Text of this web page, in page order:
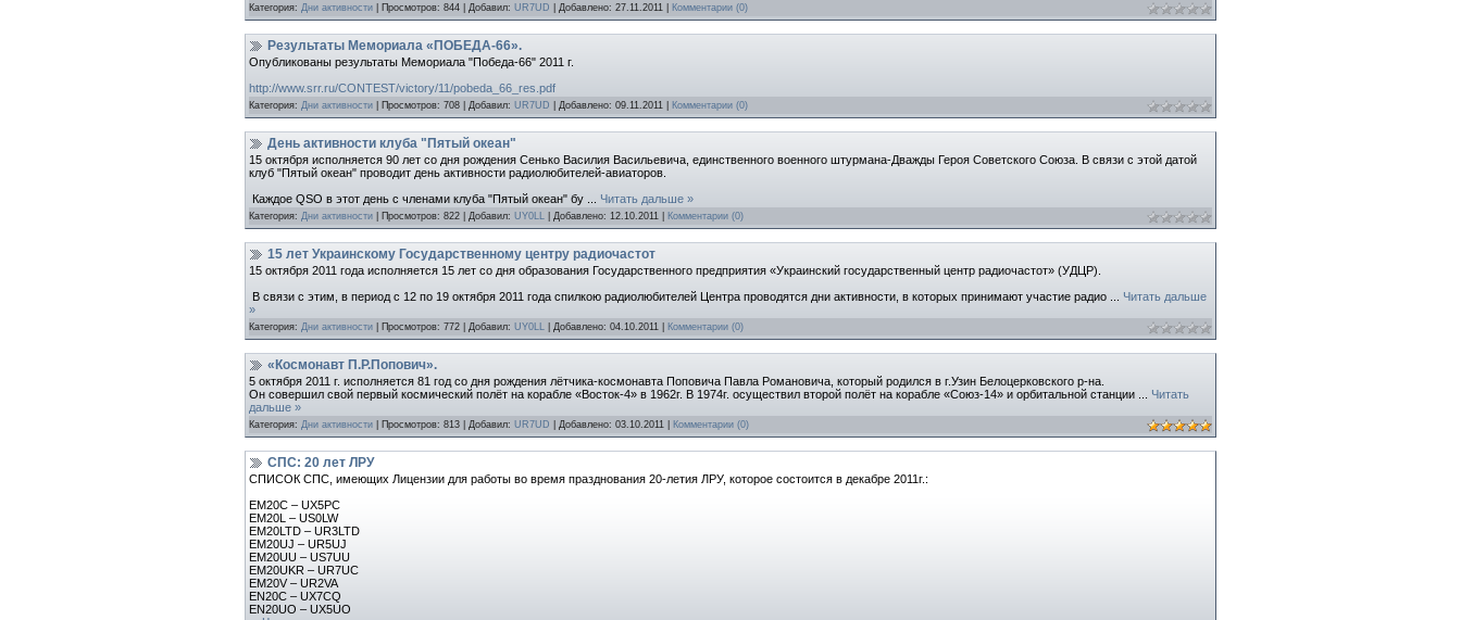
Категория: Дни активности | Просмотров: 844 | Добавил: UR7UD | Добавлено: 27.11.2011 Комментарии (0)
Результаты Мемориала «ПОБЕДА-66».
Опубликованы результаты Мемориала "Победа-66" 2011 г.
http://www.srr.ru/CONTEST/victory/11/pobeda_66_res.pdf
Категория: Дни активности | Просмотров: 708 | Добавил: UR7UD | Добавлено: 09.11.2011 Комментарии (0)
День активности клуба "Пятый океан"
15 октября иcполняется 90 лет со дня рождения Сенько Василия Васильевича, единственного военного штурмана-Дважды Героя Советского Союза. В связи с этой датой
клуб "Пятый океан" проводит день активности радиолюбителей-авиаторов.
Каждое QSO в этот день с членами клуба "Пятый океан" бу
Читать дальше »
Категория: Дни активности | Просмотров: 822 | Добавил: UY0LL | Добавлено: 12.10.2011 Комментарии (0)
15 лет Украинскому Государственному центру радиочастот
15 октября 2011 года исполняется 15 лет со дня образования Государственного предприятия «Украинский государственный центр радиочастот» (УДЦР).
В связи с этим, в период с 12 по 19 октября 2011 года спилкою радиолюбителей Центра проводятся дни активности, в которых принимают участие радио
Читать дальше
»
Категория: Дни активности | Просмотров: 772 | Добавил: UY0LL | Добавлено: 04.10.2011 Комментарии (0)
«Космонавт П.Р.Попович».
5 октября 2011 г. исполняется 81 год со дня рождения лётчика-космонавта Поповича Павла Романовича, который родился в г.Узин Белоцерковского р-на.
Он совершил свой первый космический полёт на корабле «Восток-4» в 1962г. В 1974г. осуществил второй полёт на корабле «Союз-14» и орбитальной станции
Читать
дальше »
Категория: Дни активности | Просмотров: 813 | Добавил: UR7UD | Добавлено: 03.10.2011 Комментарии (0)
СПС: 20 лет ЛРУ
СПИСОК СПС, имеющих Лицензии для работы во время празднования 20-летия ЛРУ, которое состоится в декабре 2011г.:
EM20C – UX5PC
EM20L – US0LW
EM20LTD – UR3LTD
EM20UJ – UR5UJ
EM20UU – US7UU
EM20UKR – UR7UC
EM20V – UR2VA
EN20C – UX7CQ
EN20UO – UX5UO